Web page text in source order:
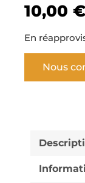
10,00 €
En
Nous